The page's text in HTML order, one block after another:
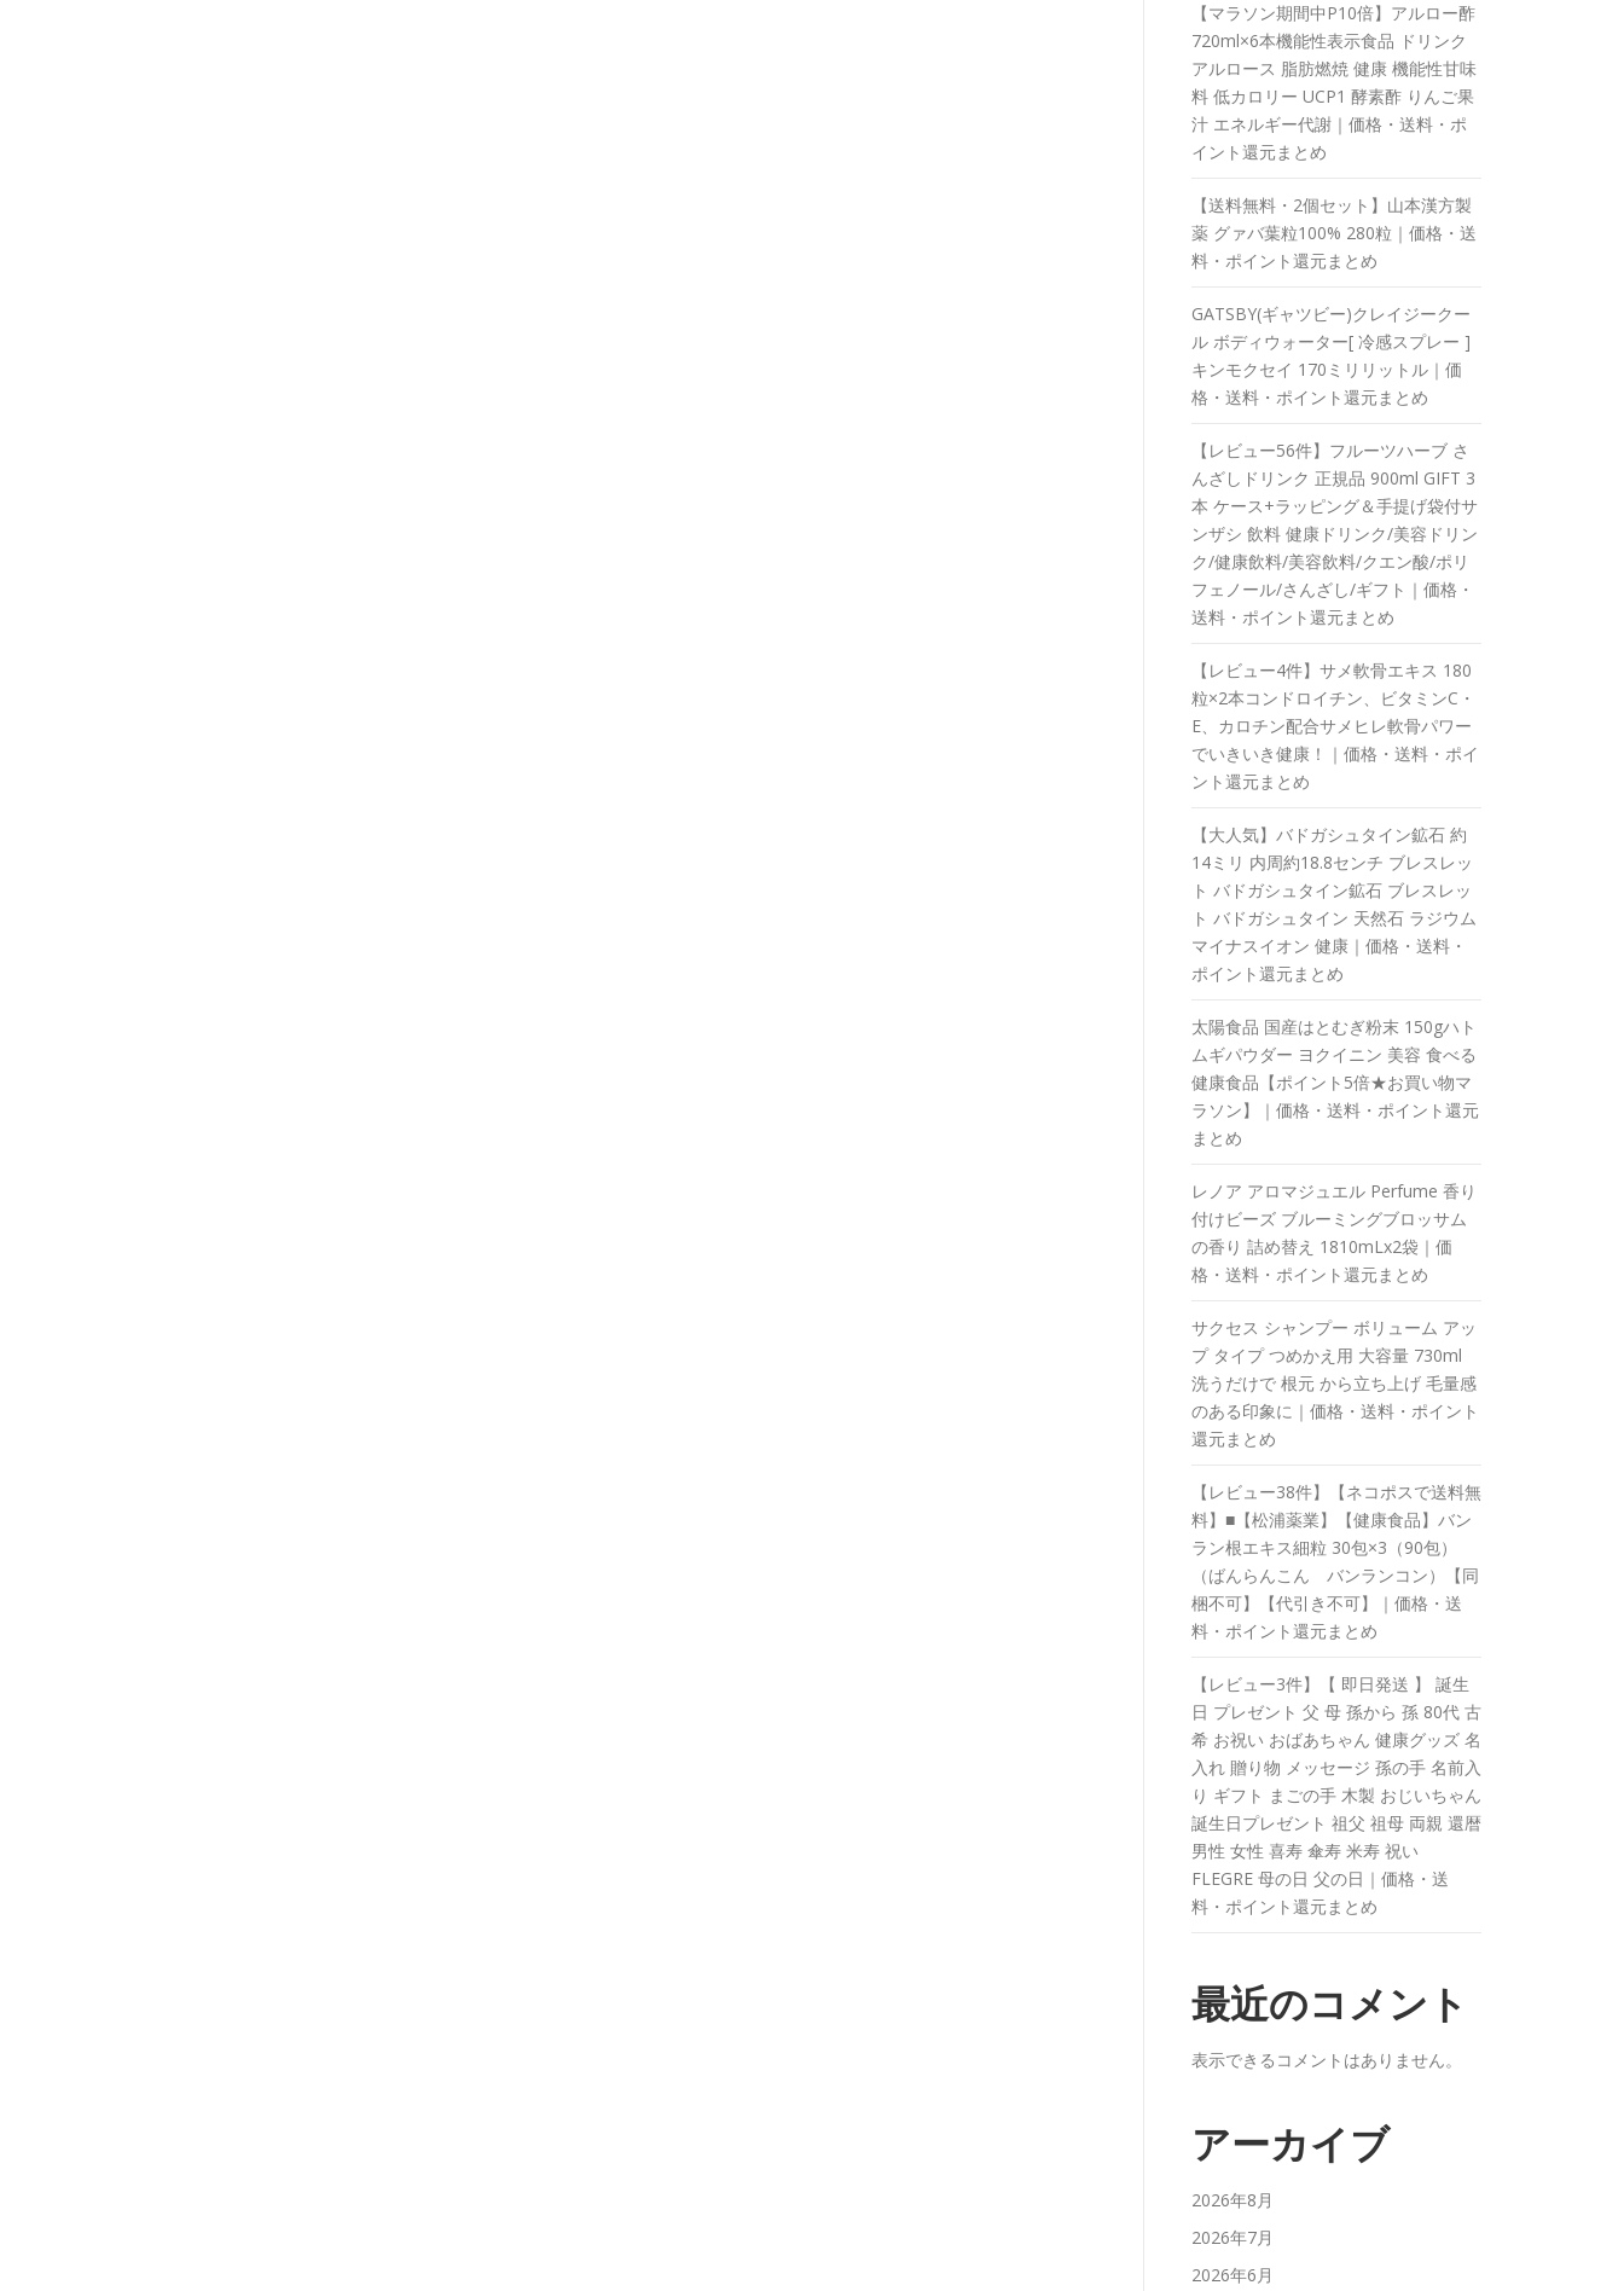
【マラソン期間中P10倍】アルロー酢
720ml×6本機能性表示食品 ドリンク
アルロース 脂肪燃焼 健康 機能性甘味
料 低カロリー UCP1 酵素酢 りんご果
汁 エネルギー代謝｜価格・送料・ポ
イント還元まとめ
【送料無料・2個セット】山本漢方製
薬 グァバ葉粒100% 280粒｜価格・送
料・ポイント還元まとめ
GATSBY(ギャツビー)クレイジークー
ル ボディウォーター[ 冷感スプレー ]
キンモクセイ 170ミリリットル｜価
格・送料・ポイント還元まとめ
【レビュー56件】フルーツハーブ さ
んざしドリンク 正規品 900ml GIFT 3
本 ケース+ラッピング＆手提げ袋付サ
ンザシ 飲料 健康ドリンク/美容ドリン
ク/健康飲料/美容飲料/クエン酸/ポリ
フェノール/さんざし/ギフト｜価格・
送料・ポイント還元まとめ
【レビュー4件】サメ軟骨エキス 180
粒×2本コンドロイチン、ビタミンC・
E、カロチン配合サメヒレ軟骨パワー
でいきいき健康！｜価格・送料・ポイ
ント還元まとめ
【大人気】バドガシュタイン鉱石 約
14ミリ 内周約18.8センチ ブレスレッ
ト バドガシュタイン鉱石 ブレスレッ
ト バドガシュタイン 天然石 ラジウム
マイナスイオン 健康｜価格・送料・
ポイント還元まとめ
太陽食品 国産はとむぎ粉末 150gハト
ムギパウダー ヨクイニン 美容 食べる
健康食品【ポイント5倍★お買い物マ
ラソン】｜価格・送料・ポイント還元
まとめ
レノア アロマジュエル Perfume 香り
付けビーズ ブルーミングブロッサム
の香り 詰め替え 1810mLx2袋｜価
格・送料・ポイント還元まとめ
サクセス シャンプー ボリューム アッ
プ タイプ つめかえ用 大容量 730ml
洗うだけで 根元 から立ち上げ 毛量感
のある印象に｜価格・送料・ポイント
還元まとめ
【レビュー38件】【ネコポスで送料無
料】■【松浦薬業】【健康食品】バン
ラン根エキス細粒 30包×3（90包）
（ばんらんこん バンランコン）【同
梱不可】【代引き不可】｜価格・送
料・ポイント還元まとめ
【レビュー3件】【 即日発送 】 誕生
日 プレゼント 父 母 孫から 孫 80代 古
希 お祝い おばあちゃん 健康グッズ 名
入れ 贈り物 メッセージ 孫の手 名前入
り ギフト まごの手 木製 おじいちゃん
誕生日プレゼント 祖父 祖母 両親 還暦
男性 女性 喜寿 傘寿 米寿 祝い
FLEGRE 母の日 父の日｜価格・送
料・ポイント還元まとめ
最近のコメント
表示できるコメントはありません。
アーカイブ
2026年8月
2026年7月
2026年6月